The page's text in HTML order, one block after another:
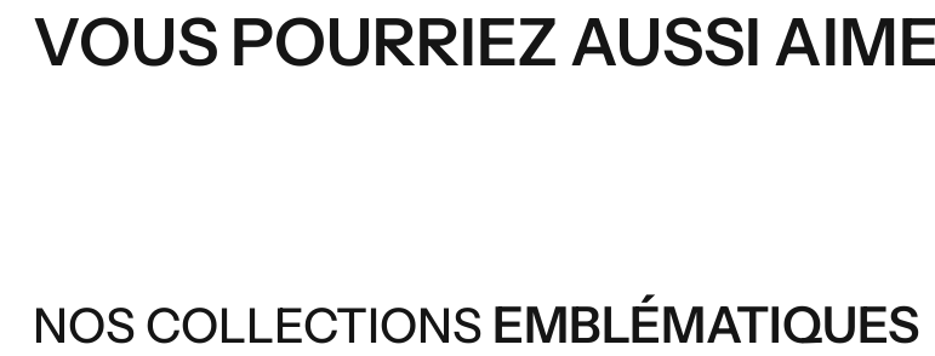
VOUS POURRIEZ AUSSI
NOS COLLECTIONS EMBLÉMATIQUES